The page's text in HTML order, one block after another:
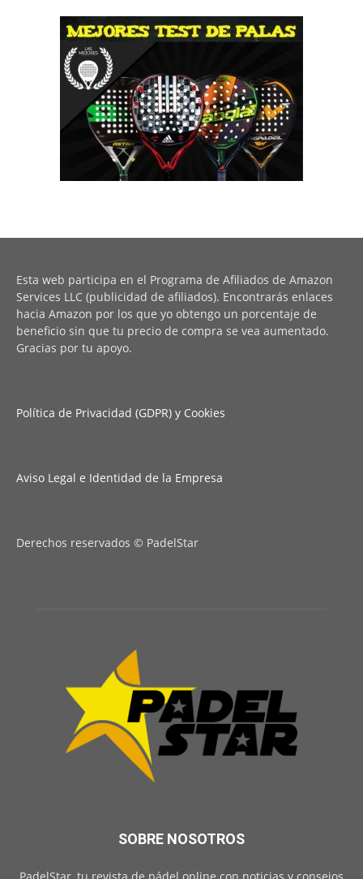
Esta web participa en el Programa de Afiliados de Amazon
Services LLC (publicidad de afiliados). Encontrarás enlaces
hacia Amazon por los que yo obtengo un porcentaje de
beneficio sin que tu precio de compra se vea aumentado.
Gracias por tu apoyo.
Política de Privacidad (GDPR) y Cookies
Aviso Legal e Identidad de la Empresa
Derechos reservados © PadelStar
SOBRE NOSOTROS